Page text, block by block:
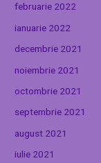
februarie 2022
ianuarie 2022
decembrie 2021
noiembrie 2021
octombrie 2021
septembrie 2021
august 2021
iulie 2021